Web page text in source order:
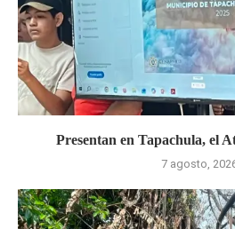
Presentan en Tapachula, el
7 agosto,